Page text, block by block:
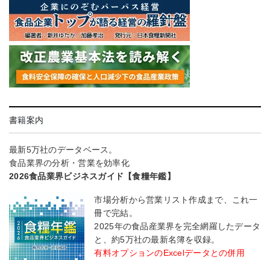
書籍案内
最新5万社のデータベース。
食品業界の分析・営業を効率化
2026食品業界ビジネスガイド【食糧年鑑】
市場分析から営業リスト作成まで、これ一
冊で完結。
2025年の食品産業界を完全網羅したデータ
と、約5万社の最新名簿を収録。
有料オプションのExcelデータとの併用